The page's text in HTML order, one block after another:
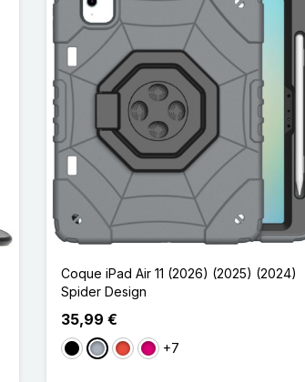
Coque iPad Air 11 (2026) (2025) (2024)
Spider Design
35,99 €
NoirGris RougeMagenta
+7